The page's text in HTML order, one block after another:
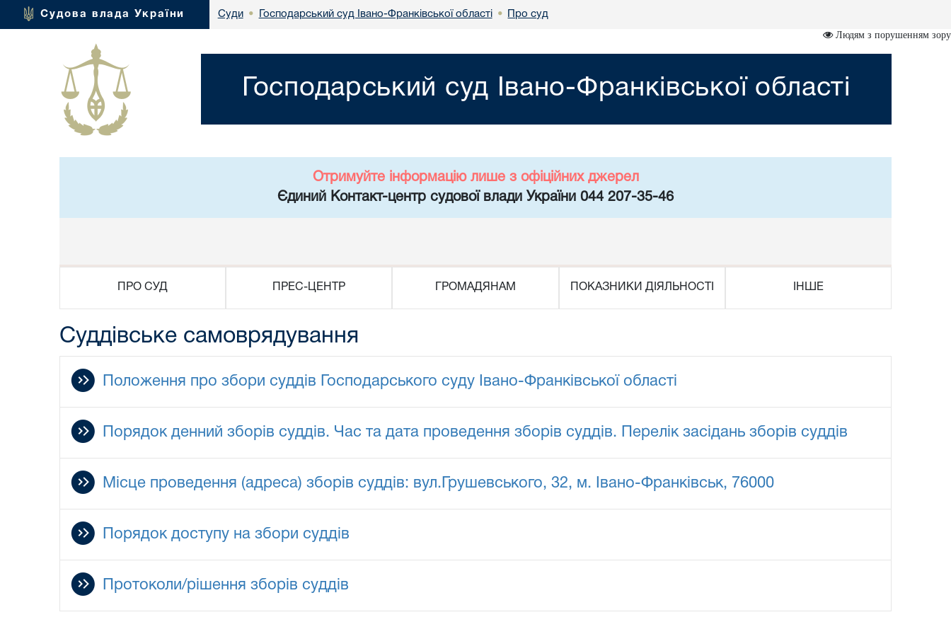
Судова влада України Суди • Господарський суд Івано-Франківської області • Про суд
Людям з порушенням зору
Господарський суд Івано-Франківської області
Отримуйте інформацію лише з офіційних джерел
Єдиний Контакт-центр судової влади України 044 207-35-46
ПРО СУД ПРЕС-ЦЕНТР ГРОМАДЯНАМ ПОКАЗНИКИ ДІЯЛЬНОСТІ ІНШЕ
Суддівське самоврядування
Положення про збори суддів Господарського суду Івано-Франківської області
Порядок денний зборів суддів. Час та дата проведення зборів суддів. Перелік засідань зборів суддів
Місце проведення (адреса) зборів суддів: вул.Грушевського, 32, м. Івано-Франківськ, 76000
Порядок доступу на збори суддів
Протоколи/рішення зборів суддів